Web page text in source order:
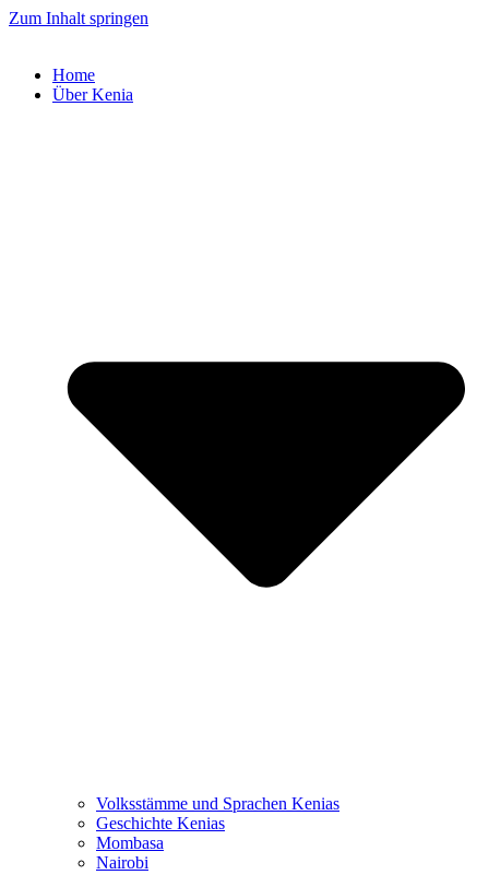
Zum Inhalt springen
Home
Über Kenia
Volksstämme und Sprachen Kenias
Geschichte Kenias
Mombasa
Nairobi